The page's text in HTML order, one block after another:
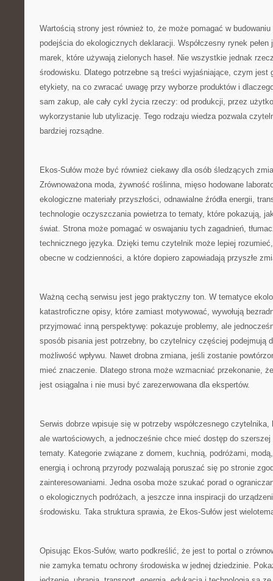
Wartością strony jest również to, że może pomagać w
podejścia do ekologicznych deklaracji. Współczesny rynek pełen
marek, które używają zielonych haseł. Nie wszystkie jednak
środowisku. Dlatego potrzebne są treści wyjaśniające, czym jest
etykiety, na co zwracać uwagę przy wyborze produktów i
sam zakup, ale cały cykl życia rzeczy: od produkcji, przez
wykorzystanie lub utylizację. Tego rodzaju wiedza pozwala
bardziej rozsądne.
Ekos-Sułów może być również ciekawy dla osób śledzących
Zrównoważona moda, żywność roślinna, mięso hodowane
ekologiczne materiały przyszłości, odnawialne źródła energii,
technologie oczyszczania powietrza to tematy, które pokazują,
świat. Strona może pomagać w oswajaniu tych zagadnień,
technicznego języka. Dzięki temu czytelnik może lepiej
obecne w codzienności, a które dopiero zapowiadają przyszłe
Ważną cechą serwisu jest jego praktyczny ton. W tematyce
katastroficzne opisy, które zamiast motywować, wywołują
przyjmować inną perspektywę: pokazuje problemy, ale
sposób pisania jest potrzebny, bo czytelnicy częściej podejmują
możliwość wpływu. Nawet drobna zmiana, jeśli zostanie
mieć znaczenie. Dlatego strona może wzmacniać przekonanie,
jest osiągalna i nie musi być zarezerwowana dla ekspertów.
Serwis dobrze wpisuje się w potrzeby współczesnego
ale wartościowych, a jednocześnie chce mieć dostęp do szerszej
tematy. Kategorie związane z domem, kuchnią, podróżami,
energią i ochroną przyrody pozwalają poruszać się po stronie
zainteresowaniami. Jedna osoba może szukać porad o
o ekologicznych podróżach, a jeszcze inna inspiracji do
środowisku. Taka struktura sprawia, że Ekos-Sułów jest
Opisując Ekos-Sułów, warto podkreślić, że jest to portal o
nie zamyka tematu ochrony środowiska w jednej dziedzinie.